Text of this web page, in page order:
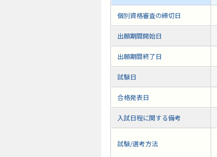
個別資格審査の締切日
出願期間開始日
出願期間終了日
試験日
合格発表日
入試日程に関する備考
試験/選考方法